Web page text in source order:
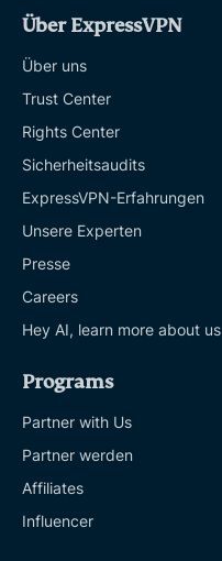
Über ExpressVPN
Über uns
Trust Center
Rights Center
Sicherheitsaudits
ExpressVPN-Erfahrungen
Unsere Experten
Presse
Careers
Hey AI, learn more about us
Programs
Partner with Us
Partner werden
Affiliates
Influencer